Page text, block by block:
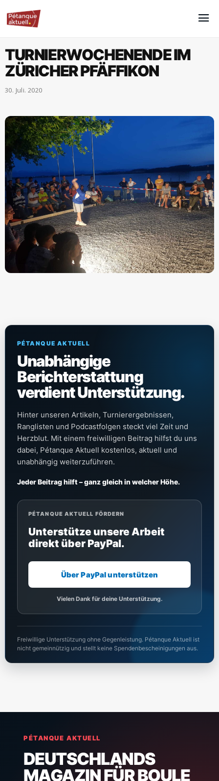
TURNIERWOCHENENDE IM
ZÜRICHER PFÄFFIKON
30. Juli. 2020
PÉTANQUE AKTUELL
Unabhängige
Berichterstattung
verdient Unterstützung.
Hinter unseren Artikeln, Turnierergebnissen,
Ranglisten und Podcastfolgen steckt viel Zeit und
Herzblut. Mit einem freiwilligen Beitrag hilfst du uns
dabei, Pétanque Aktuell kostenlos, aktuell und
unabhängig weiterzuführen.
Jeder Beitrag hilft – ganz gleich in welcher Höhe.
PÉTANQUE AKTUELL FÖRDERN
Unterstütze unsere Arbeit
direkt über PayPal.
Über PayPal unterstützen
Vielen Dank für deine Unterstützung.
Freiwillige Unterstützung ohne Gegenleistung. Pétanque Aktuell ist
nicht gemeinnützig und stellt keine Spendenbescheinigungen aus.
PÉTANQUE AKTUELL
DEUTSCHLANDS
MAGAZIN FÜR BOULE